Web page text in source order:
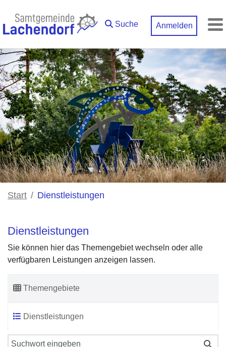
Suche
Anmelden
Start Dienstleistungen
Dienstleistungen
Sie können hier das Themengebiet wechseln oder alle
verfügbaren Leistungen anzeigen lassen.
Themengebiete
Dienstleistungen